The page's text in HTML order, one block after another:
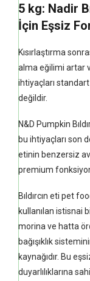
5 kg: Nadir
İçin Eşsiz
Kısırlaştırma
alma eğilimi artar
ihtiyaçları
değildir.
N&D Pumpkin
bu ihtiyaçları son
etinin benzersiz
premium
Bıldırcın eti pet
kullanılan istisnai
morina ve hatta
bağışıklık
kaynağıdır. Bu
duyarlılıklarına